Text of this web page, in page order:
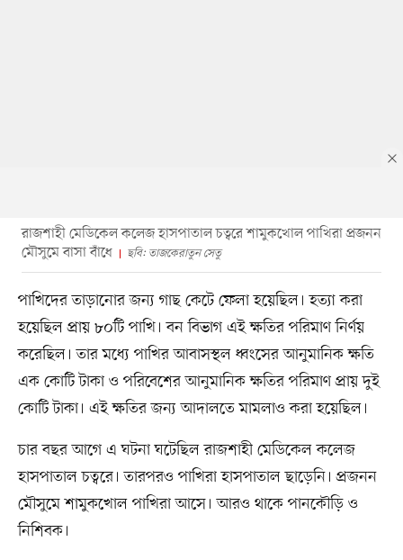
রাজশাহী মেডিকেল কলেজ হাসপাতাল চত্বরে শামুকখোল পাখিরা প্রজনন
মৌসুমে বাসা বাঁধে
ছবি: তাজকেরাতুন সেতু
পাখিদের তাড়ানোর জন্য গাছ কেটে ফেলা হয়েছিল। হত্যা করা
হয়েছিল প্রায় ৮০টি পাখি। বন বিভাগ এই ক্ষতির পরিমাণ নির্ণয়
করেছিল। তার মধ্যে পাখির আবাসস্থল ধ্বংসের আনুমানিক ক্ষতি
এক কোটি টাকা ও পরিবেশের আনুমানিক ক্ষতির পরিমাণ প্রায় দুই
কোটি টাকা। এই ক্ষতির জন্য আদালতে মামলাও করা হয়েছিল।
চার বছর আগে এ ঘটনা ঘটেছিল রাজশাহী মেডিকেল কলেজ
হাসপাতাল চত্বরে। তারপরও পাখিরা হাসপাতাল ছাড়েনি। প্রজনন
মৌসুমে শামুকখোল পাখিরা আসে। আরও থাকে পানকৌড়ি ও
নিশিবক।